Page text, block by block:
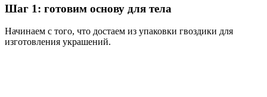
Шаг 1: готовим основу для тела
Начинаем с того, что достаем из упаковки гвоздики для
изготовления украшений.